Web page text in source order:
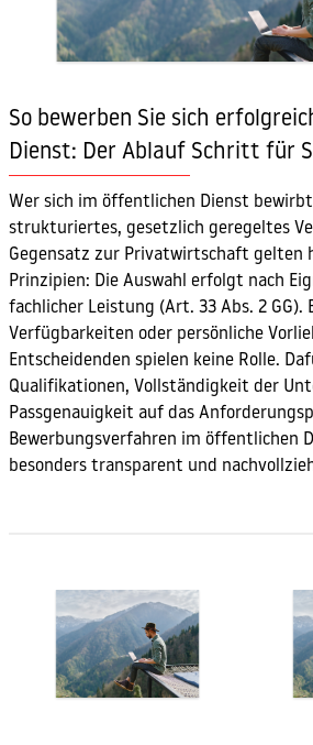
So bewerben Sie sich
Dienst: Der Ablauf Schritt für
Wer sich im öffentlichen Dienst
strukturiertes, gesetzlich geregeltes
Gegensatz zur Privatwirtschaft gelten
Prinzipien: Die Auswahl erfolgt nach
fachlicher Leistung (Art. 33 Abs. 2 GG).
Verfügbarkeiten oder persönliche
Entscheidenden spielen keine Rolle.
Qualifikationen, Vollständigkeit der
Passgenauigkeit auf das
Bewerbungsverfahren im öffentlichen
besonders transparent und